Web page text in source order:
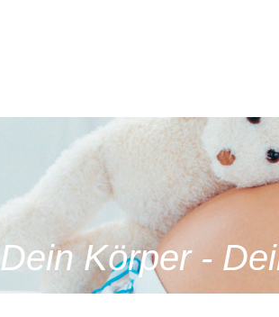
Dein Körper -